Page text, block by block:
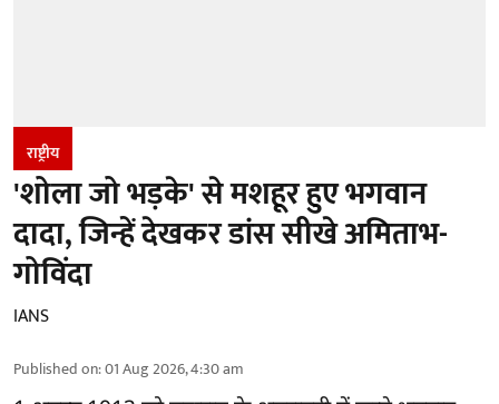
राष्ट्रीय
'शोला जो भड़के' से मशहूर हुए भगवान
दादा, जिन्हें देखकर डांस सीखे अमिताभ-
गोविंदा
IANS
Published on:01 Aug 2026, 4:30 am